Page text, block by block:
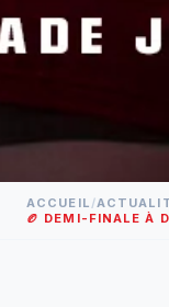
ACCUEIL /
🏉 DEMI-FINALE À